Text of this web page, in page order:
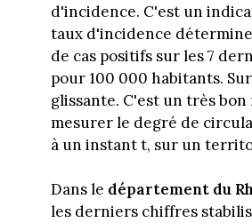
d'incidence. C'est un
taux d'incidence
de cas positifs sur les 7
pour 100 000 habitants.
glissante. C'est un très bon
mesurer le degré de
à un instant t, sur un
Dans le département du
les derniers chiffres